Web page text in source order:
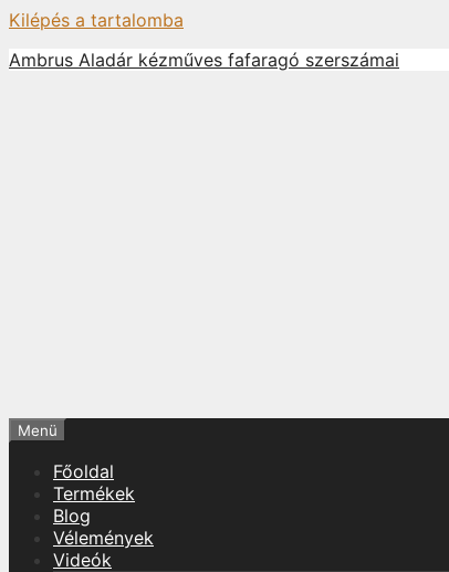
Kilépés a tartalomba
Ambrus Aladár kézműves fafaragó szerszámai
Menü
Főoldal
Termékek
Blog
Vélemények
Videók